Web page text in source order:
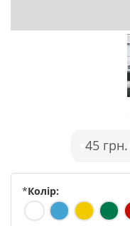
45 грн.
*Колір: